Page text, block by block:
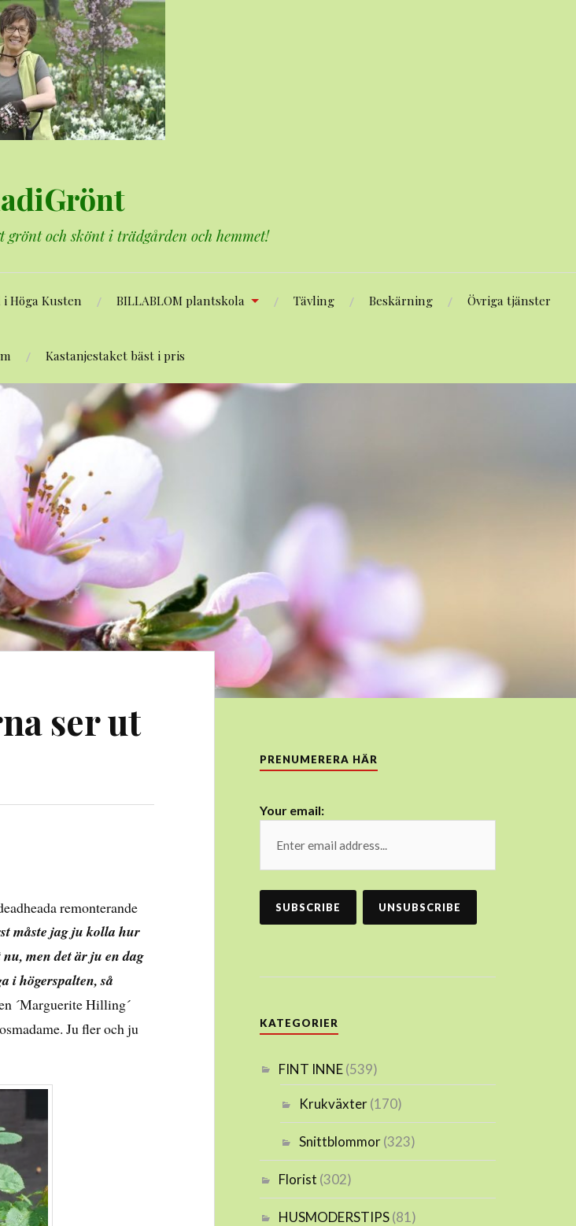
och skönt i trädgården och hemmet!
Höga Kusten BILLABLOM plantskola Tävling Beskärning Övriga tjänster
Kastanjestaket bäst i pris
ser ut
remonterande
måste jag ju kolla hur
men det är ju en dag
i högerspalten, så
´Marguerite Hilling´
Ju fler och ju
PRENUMERERA HÄR
Your email:
KATEGORIER
FINT INNE(539)
Krukväxter(170)
Snittblommor(323)
Florist (302)
HUSMODERSTIPS(81)